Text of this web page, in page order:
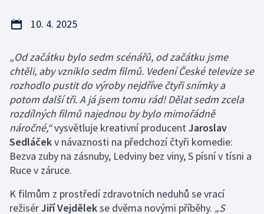
10. 4. 2025
„Od začátku bylo sedm scénářů, od začátku jsme
chtěli, aby vzniklo sedm filmů. Vedení České televize se
rozhodlo pustit do výroby nejdříve čtyři snímky a
potom další tři. A já jsem tomu rád! Dělat sedm zcela
rozdílných filmů najednou by bylo mimořádně
náročné,“vysvětluje kreativní producentJaroslav
Sedláčekv návaznosti na předchozí čtyři komedie:
Bezva zuby na zásnuby, Ledviny bez viny, S písní v tísni a
Ruce v záruce.
K filmům z prostředí zdravotních neduhů se vrací
režisérJiří Vejdělekse dvěma novými příběhy. „S